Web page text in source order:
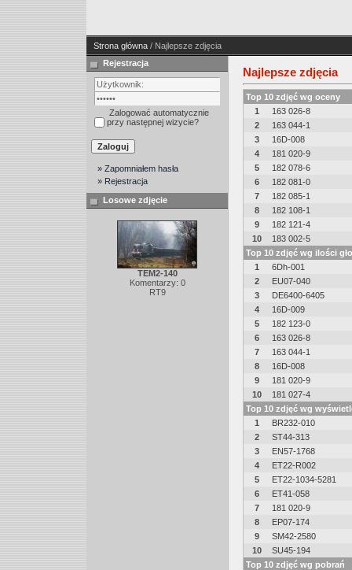
Strona główna / Najlepsze zdjęcia
Rejestracja
Zalogować automatycznie
przy następnej wizycie?
» Zapomniałem hasła
» Rejestracja
Losowe zdjęcie
TEM2-140
Komentarzy: 0
RT9
Najlepsze zdjęcia
Top 10 zdjęć wg oceny
1
163 026-8
2
163 044-1
3
16D-008
4
181 020-9
5
182 078-6
6
182 081-0
7
182 085-1
8
182 108-1
9
182 121-4
10
183 002-5
Top 10 zdjęć wg ilości
1
6Dh-001
2
EU07-040
3
DE6400-6405
4
16D-009
5
182 123-0
6
163 026-8
7
163 044-1
8
16D-008
9
181 020-9
10
181 027-4
Top 10 zdjęć wg
1
BR232-010
2
ST44-313
3
EN57-1768
4
ET22-R002
5
ET22-1034-5281
6
ET41-058
7
181 020-9
8
EP07-174
9
SM42-2580
10
SU45-194
Top 10 zdjęć wg pobrań